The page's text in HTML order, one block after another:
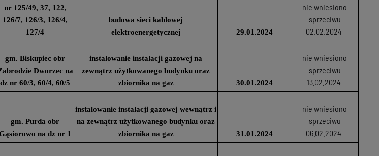
nr 125/49, 37, 122,
126/7, 126/3, 126/4,
127/4
budowa sieci kablowej
elektroenergetycznej
29.01.2024
nie wniesiono
sprzeciwu
02.02.2024
gm. Biskupiec obr
Dworzec na
dz nr 60/3, 60/4, 60/5
instalowanie instalacji gazowej na
zewnątrz użytkowanego budynku oraz
zbiornika na gaz
30.01.2024
nie wniesiono
sprzeciwu
13.02.2024
gm. Purda obr
na dz nr 1
instalowanie instalacji gazowej wewnątrz i
na zewnątrz użytkowanego budynku oraz
zbiornika na gaz
31.01.2024
nie wniesiono
sprzeciwu
06.02.2024